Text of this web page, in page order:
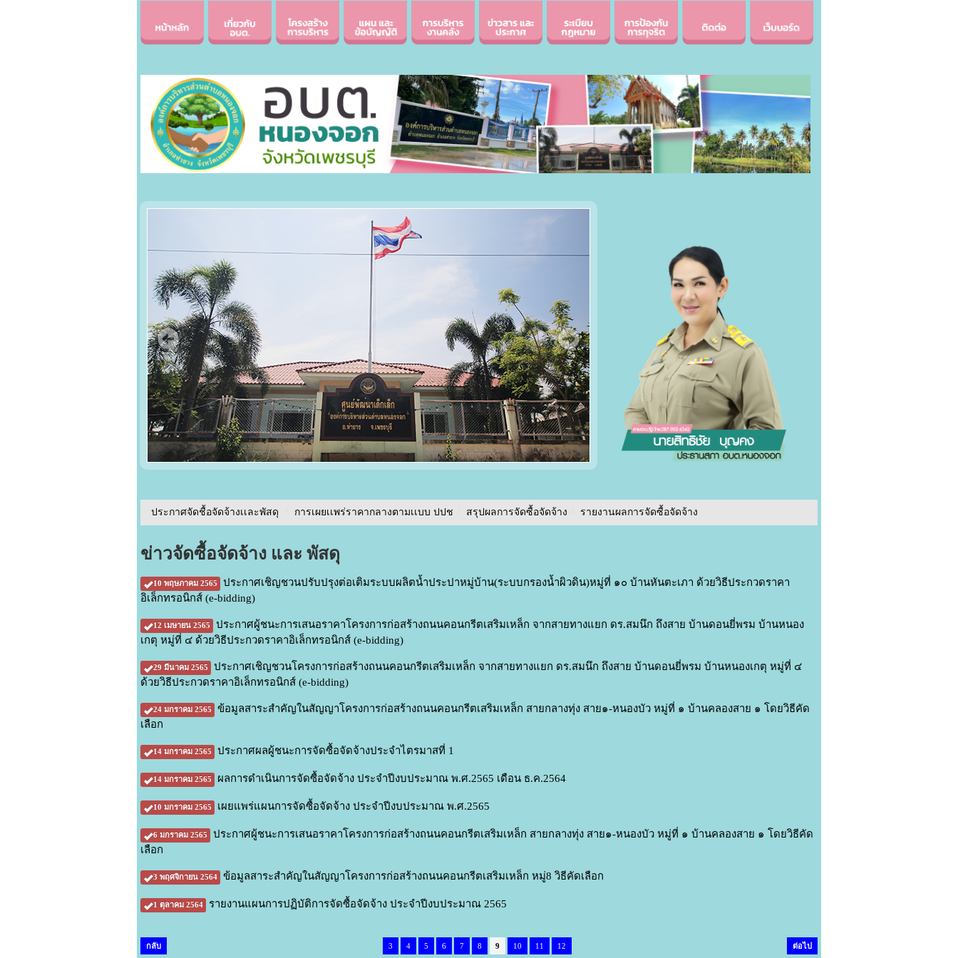
ประกาศจัดชื้อจัดจ้างเเละพัสดุ / การเผยเเพร่ราคากลางตามเเบบ ปปช / สรุปผลการจัดซื้อจัดจ้าง / รายงานผลการจัดซื้อจัดจ้าง
ข่าวจัดซื้อจัดจ้าง และ พัสดุ
10 พฤษภาคม 2565
ประกาศเชิญชวนปรับปรุงต่อเติมระบบผลิตน้ำประปาหมู่บ้าน(ระบบกรองน้ำผิวดิน)หมู่ที่ ๑๐ บ้านหันตะเภา ด้วยวิธีประกวดราคา
อิเล็กทรอนิกส์ (e-bidding)
12 เมษายน 2565
ประกาศผู้ชนะการเสนอราคาโครงการก่อสร้างถนนคอนกรีตเสริมเหล็ก จากสายทางแยก ดร.สมนึก ถึงสาย บ้านดอนยี่พรม บ้านหนอง
เกตุ หมู่ที่ ๔ ด้วยวิธีประกวดราคาอิเล็กทรอนิกส์ (e-bidding)
29 มีนาคม 2565
ประกาศเชิญชวนโครงการก่อสร้างถนนคอนกรีตเสริมเหล็ก จากสายทางแยก ดร.สมนึก ถึงสาย บ้านดอนยี่พรม บ้านหนองเกตุ หมู่ที่ ๔
ด้วยวิธีประกวดราคาอิเล็กทรอนิกส์ (e-bidding)
24 มกราคม 2565
ข้อมูลสาระสำคัญในสัญญาโครงการก่อสร้างถนนคอนกรีตเสริมเหล็ก สายกลางทุ่ง สาย๑-หนองบัว หมู่ที่ ๑ บ้านคลองสาย ๑ โดยวิธีคัด
เลือก
14 มกราคม 2565 ประกาศผลผู้ชนะการจัดซื้อจัดจ้างประจำไตรมาสที่ 1
14 มกราคม 2565 ผลการดำเนินการจัดซื้อจัดจ้าง ประจำปีงบประมาณ พ.ศ.2565 เดือน ธ.ค.2564
10 มกราคม 2565 เผยแพร่แผนการจัดซื้อจัดจ้าง ประจำปีงบประมาณ พ.ศ.2565
6 มกราคม 2565
ประกาศผู้ชนะการเสนอราคาโครงการก่อสร้างถนนคอนกรีตเสริมเหล็ก สายกลางทุ่ง สาย๑-หนองบัว หมู่ที่ ๑ บ้านคลองสาย ๑ โดยวิธีคัด
เลือก
3 พฤศจิกายน 2564 ข้อมูลสาระสำคัญในสัญญาโครงการก่อสร้างถนนคอนกรีตเสริมเหล็ก หมู่8 วิธีคัดเลือก
1 ตุลาคม 2564 รายงานแผนการปฏิบัติการจัดซื้อจัดจ้าง ประจำปีงบประมาณ 2565
กลับ 3 4 5 6 7 8 9 10 11 12 ต่อไป